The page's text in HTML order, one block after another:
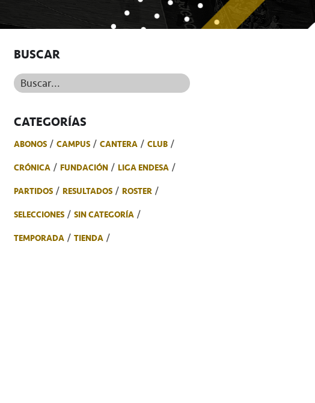
BUSCAR
Buscar...
CATEGORÍAS
ABONOS CAMPUS CANTERA
CLUB
CRÓNICA
FUNDACIÓN
LIGA ENDESA
PARTIDOS
RESULTADOS
ROSTER
SELECCIONES
SIN CATEGORÍA
TEMPORADA
TIENDA